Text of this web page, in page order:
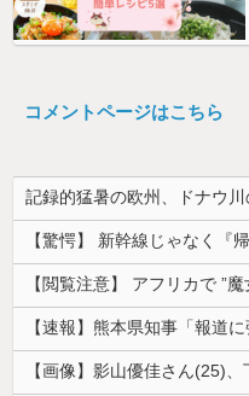
コメントページはこちら
【画像】影山優佳さん(25)